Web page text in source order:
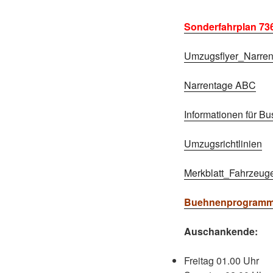
Sonderfahrplan
Narrentage ABC
Informationen für
Umzugsrichtlinien
Auschankende:
Freitag 01.00 Uhr